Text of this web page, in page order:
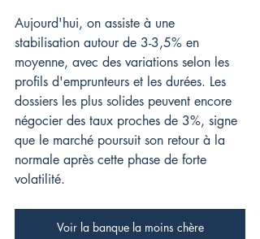
Aujourd'hui, on assiste à une
stabilisation autour de 3-3,5% en
moyenne, avec des variations selon les
profils d'emprunteurs et les durées. Les
dossiers les plus solides peuvent encore
négocier des taux proches de 3%, signe
que le marché poursuit son retour à la
normale après cette phase de forte
volatilité.
Voir la banque la moins chère